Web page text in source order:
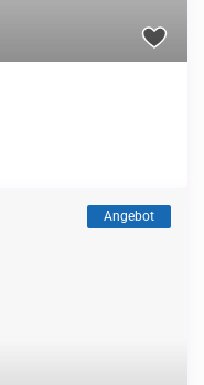
Angebot